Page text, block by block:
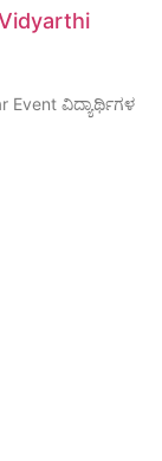
ವಿದ್ಯಾರ್ಥಿಗಳ